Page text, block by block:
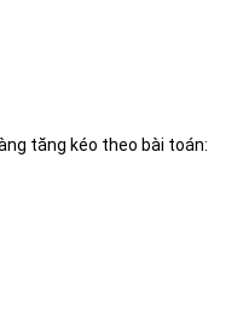
tăng kéo theo bài toán: